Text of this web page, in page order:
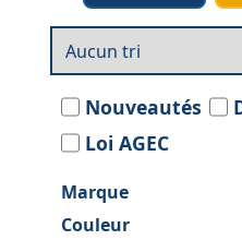
Nouveautés
Loi AGEC
Marque
Couleur